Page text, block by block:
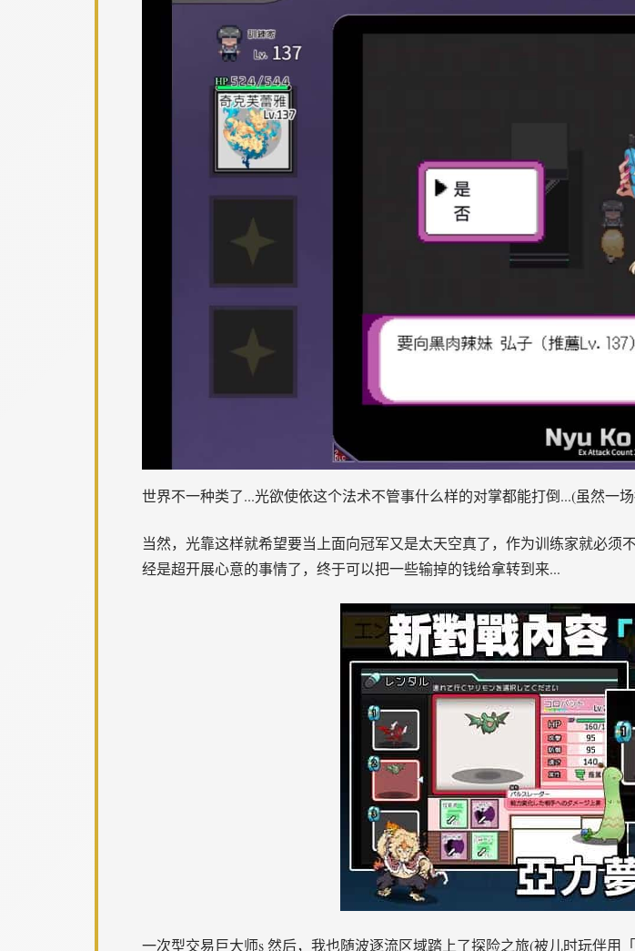
世界不一种类了...光欲使依这个法术不管事什么样的对掌都能打倒...(虽然一
当然，光靠这样就希望要当上面向冠军又是太天空真了，作为训练家就必
经是超开展心意的事情了，终于可以把一些输掉的钱给拿转到来...
一次型交易巨大师s 然后，我也随波逐流区域踏上了探险之旅(被儿时玩伴用